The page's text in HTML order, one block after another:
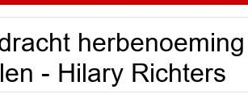
- Hilary Richters